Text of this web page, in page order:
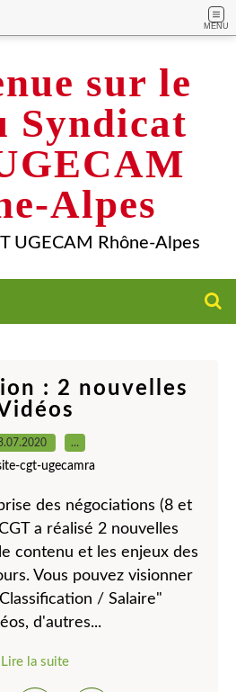
MENU
sur le
Syndicat
Alpes
UGECAM Rhône-Alpes
: 2 nouvelles
…
cgt-ugecamra
des négociations (8 et
a réalisé 2 nouvelles
contenu et les enjeux des
Vous pouvez visionner
/ Salaire"
d'autres...
Lire la suite